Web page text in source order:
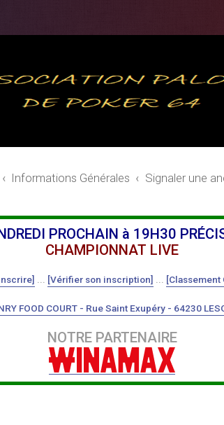
Informations Générales Signaler une
PROCHAIN à 19H30
CHAMPIONNAT LIVE
[Vérifier son inscription] [Classement
FOOD COURT - Rue Saint Exupéry - 64230
NOTRE PARTENAIRE